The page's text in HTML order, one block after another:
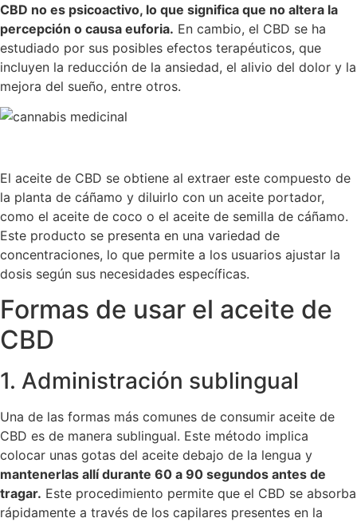
CBD no es psicoactivo, lo que significa que no altera la
percepción o causa euforia. En cambio, el CBD se ha
estudiado por sus posibles efectos terapéuticos, que
incluyen la reducción de la ansiedad, el alivio del dolor y la
mejora del sueño, entre otros.
El aceite de CBD se obtiene al extraer este compuesto de
la planta de cáñamo y diluirlo con un aceite portador,
como el aceite de coco o el aceite de semilla de cáñamo.
Este producto se presenta en una variedad de
concentraciones, lo que permite a los usuarios ajustar la
dosis según sus necesidades específicas.
Formas de usar el aceite de
CBD
1. Administración sublingual
Una de las formas más comunes de consumir aceite de
CBD es de manera sublingual. Este método implica
colocar unas gotas del aceite debajo de la lengua y
mantenerlas allí durante 60 a 90 segundos antes de
tragar. Este procedimiento permite que el CBD se absorba
rápidamente a través de los capilares presentes en la